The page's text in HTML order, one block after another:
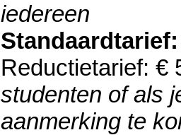
iedereen
Standaardtarief:
Reductietarief: €
studenten of als
aanmerking te